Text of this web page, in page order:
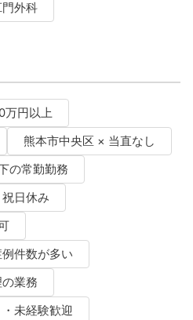
外科
万円以上
熊本市中央区 × 当直なし
の常勤勤務
日休み
件数が多い
業務
未経験歓迎